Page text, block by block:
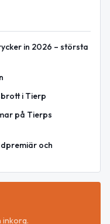
in 2026 – största
i Tierp
på Tierps
och
inkorg.